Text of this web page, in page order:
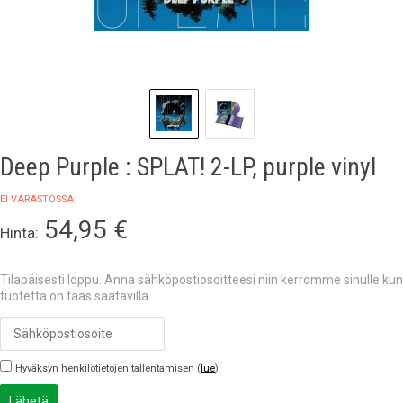
Deep Purple : SPLAT! 2-LP, purple vinyl
EI VARASTOSSA
Hinta: 54,95 €
Tilapäisesti loppu. Anna sähköpostiosoitteesi niin kerromme sinulle kun
tuotetta on taas saatavilla.
Hyväksyn henkilötietojen tallentamisen (lue)